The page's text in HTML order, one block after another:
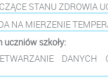
STANU ZDROWIA
NA MIERZENIE
uczniów szkoły: